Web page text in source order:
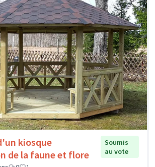
kiosque
de la faune et flore
Soumis
au vote